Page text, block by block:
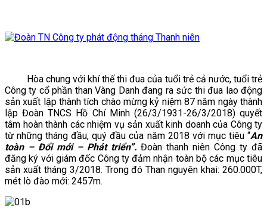
Hòa chung với khí thế thi đua của tuổi trẻ cả nước, tuổi trẻ
Công ty cổ phần than Vàng Danh đang ra sức thi đua lao động
sản xuất lập thành tích chào mừng kỷ niệm 87 năm ngày thành
lập Đoàn TNCS Hồ Chí Minh (26/3/1931-26/3/2018) quyết
tâm hoàn thành các nhiệm vụ sản xuất kinh doanh của Công ty
từ những tháng đầu, quý đầu của năm 2018 với mục tiêu “An
toàn – Đổi mới – Phát triển”.Đoàn thanh niên Công ty đã
đăng ký với giám đốc Công ty đảm nhận toàn bộ các mục tiêu
sản xuất tháng 3/2018. Trong đó Than nguyên khai: 260.000T,
mét lò đào mới: 2457m.